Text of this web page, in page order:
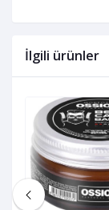
İlgili ürünler